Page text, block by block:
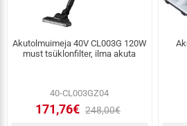
Akutolmuimeja 40V CL003G 120W
must tsüklonfilter, ilma akuta
40-CL003GZ04
171,76€ 248,00€